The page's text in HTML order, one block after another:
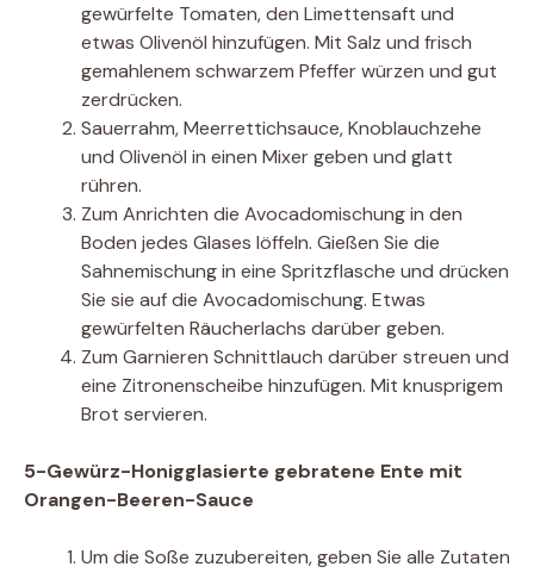
gewürfelte Tomaten, den Limettensaft und
etwas Olivenöl hinzufügen. Mit Salz und frisch
gemahlenem schwarzem Pfeffer würzen und gut
zerdrücken.
Sauerrahm, Meerrettichsauce, Knoblauchzehe
und Olivenöl in einen Mixer geben und glatt
rühren.
Zum Anrichten die Avocadomischung in den
Boden jedes Glases löffeln. Gießen Sie die
Sahnemischung in eine Spritzflasche und drücken
Sie sie auf die Avocadomischung. Etwas
gewürfelten Räucherlachs darüber geben.
Zum Garnieren Schnittlauch darüber streuen und
eine Zitronenscheibe hinzufügen. Mit knusprigem
Brot servieren.
5-Gewürz-Honigglasierte gebratene Ente mit
Orangen-Beeren-Sauce
Um die Soße zuzubereiten, geben Sie alle Zutaten